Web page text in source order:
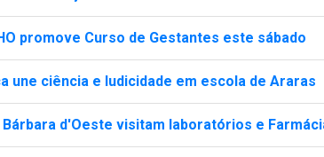
promove Curso de Gestantes este sábado
une ciência e ludicidade em escola de Araras
d'Oeste visitam laboratórios e